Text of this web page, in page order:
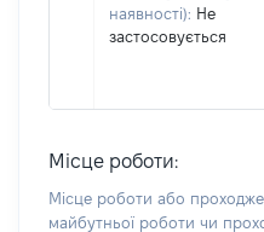
наявності): Не
застосовується
Місце роботи:
Місце роботи або
майбутньої роботи чи